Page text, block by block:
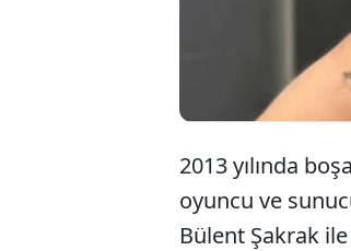
2013 yılında
oyuncu ve
Bülent Şakrak ile